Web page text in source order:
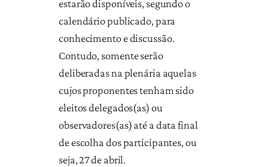
estarão disponíveis, segundo o
calendário publicado, para
conhecimento e discussão.
Contudo, somente serão
deliberadas na plenária aquelas
cujos proponentes tenham sido
eleitos delegados(as) ou
observadores(as) até a data final
de escolha dos participantes, ou
seja, 27 de abril.